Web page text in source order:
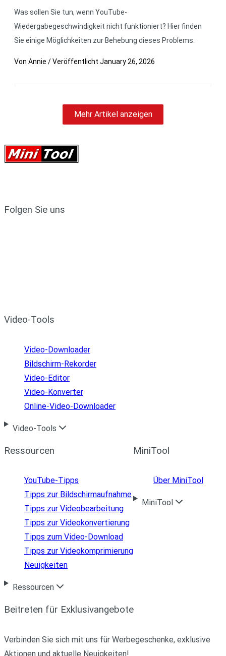
Was sollen Sie tun, wenn YouTube-
Wiedergabegeschwindigkeit nicht funktioniert? Hier finden
Sie einige Möglichkeiten zur Behebung dieses Problems.
Von Annie /Veröffentlicht January 26, 2026
Mehr Artikel anzeigen
Folgen Sie uns
Video-Tools
Video-Downloader
Bildschirm-Rekorder
Video-Editor
Video-Konverter
Online-Video-Downloader
Video-Tools
Ressourcen
YouTube-Tipps
Tipps zur Bildschirmaufnahme
Tipps zur Videobearbeitung
Tipps zur Videokonvertierung
Tipps zum Video-Download
Tipps zur Videokomprimierung
Neuigkeiten
Ressourcen
MiniTool
Über MiniTool
MiniTool
Beitreten für Exklusivangebote
Verbinden Sie sich mit uns für Werbegeschenke, exklusive
Aktionen und aktuelle Neuigkeiten!